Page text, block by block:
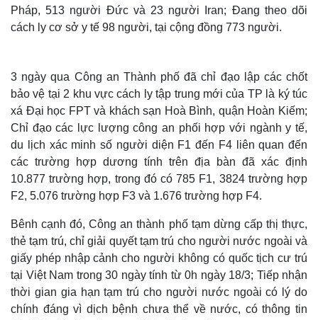
Pháp, 513 người Đức và 23 người Iran; Đang theo dõi
cách ly cơ sở y tế 98 người, tại cộng đồng 773 người.
3 ngày qua Công an Thành phố đã chỉ đạo lập các chốt
bảo vệ tại 2 khu vực cách ly tập trung mới của TP là ký túc
xá Đại học FPT và khách sạn Hoà Bình, quận Hoàn Kiếm;
Chỉ đạo các lực lượng công an phối hợp với ngành y tế,
du lịch xác minh số người diện F1 đến F4 liên quan đến
các trường hợp dương tính trên địa bàn đã xác định
10.877 trường hợp, trong đó có 785 F1, 3824 trường hợp
F2, 5.076 trường hợp F3 và 1.676 trường hợp F4.
Bênh cạnh đó, Công an thành phố tạm dừng cấp thị thực,
thẻ tạm trú, chỉ giải quyết tạm trú cho người nước ngoài và
giấy phép nhập cảnh cho người không có quốc tịch cư trú
tại Việt Nam trong 30 ngày tính từ 0h ngày 18/3; Tiếp nhận
thời gian gia hạn tạm trú cho người nước ngoài có lý do
chính đáng vì dịch bệnh chưa thể về nước, có thông tin